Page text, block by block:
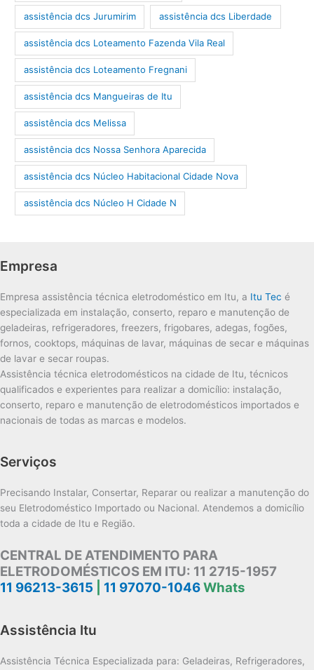
assistência dcs Jurumirim assistência dcs Liberdade
assistência dcs Loteamento Fazenda Vila Real
assistência dcs Loteamento Fregnani
assistência dcs Mangueiras de Itu
assistência dcs Melissa
assistência dcs Nossa Senhora Aparecida
assistência dcs Núcleo Habitacional Cidade Nova
assistência dcs Núcleo H Cidade N
Empresa
Empresa assistência técnica eletrodoméstico em Itu, a Itu Tec é
especializada em instalação, conserto, reparo e manutenção de
geladeiras, refrigeradores, freezers, frigobares, adegas, fogões,
fornos, cooktops, máquinas de lavar, máquinas de secar e máquinas
de lavar e secar roupas.
Assistência técnica eletrodomésticos na cidade de Itu, técnicos
qualificados e experientes para realizar a domicílio: instalação,
conserto, reparo e manutenção de eletrodomésticos importados e
nacionais de todas as marcas e modelos.
Serviços
Precisando Instalar, Consertar, Reparar ou realizar a manutenção do
seu Eletrodoméstico Importado ou Nacional. Atendemos a domicílio
toda a cidade de Itu e Região.
CENTRAL DE ATENDIMENTO PARA
ELETRODOMÉSTICOS EM ITU: 11 2715-1957
11 96213-3615
11 97070-1046Whats
Assistência Itu
Assistência Técnica Especializada para: Geladeiras, Refrigeradores,